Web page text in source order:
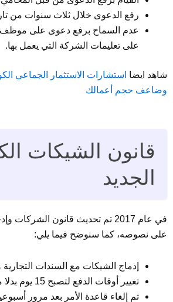
رفع الدعوى خلال ثلاث سنوات من
عدم السماح برفع دعوى على موظف
على تعليمات الشركة التي يعمل بها.
شاهد ايضا
وضاعف حجم أعمالك
قانون الشيكات
الجديد
في عام 2017 تم تحديث قانون
على نصوصه، كما سنوضح فيما يلي:
إدماج الشيكات مع السندات التجارية
تغيير أوقات الدفع لتصبح 15 يوم بدلا من 30 يوم.
تم إلغاء قاعدة الأمر بعد مرور